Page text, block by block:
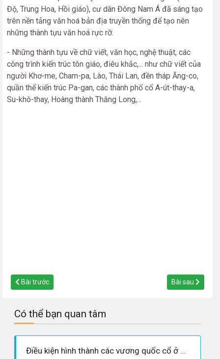
Độ, Trung Hoa, Hồi giáo), cư dân Đông Nam Á đã sáng tạo
trên nền tảng văn hoá bản địa truyền thống để tạo nên
những thành tựu văn hoá rực rỡ.
- Những thành tựu về chữ viết, văn học, nghệ thuật, các
công trình kiến trúc tôn giáo, điêu khắc,... như chữ viết của
người Khơ-me, Cham-pa, Lào, Thái Lan, đền tháp Ăng-co,
quần thể kiến trúc Pa-gan, các thành phố cổ A-út-thay-a,
Su-khô-thay, Hoàng thành Thăng Long,...
Bài trước Bài sau
Có thể bạn quan tâm
Điều kiện hình thành các vương quốc cổ ở Đông Nam Á là gì?